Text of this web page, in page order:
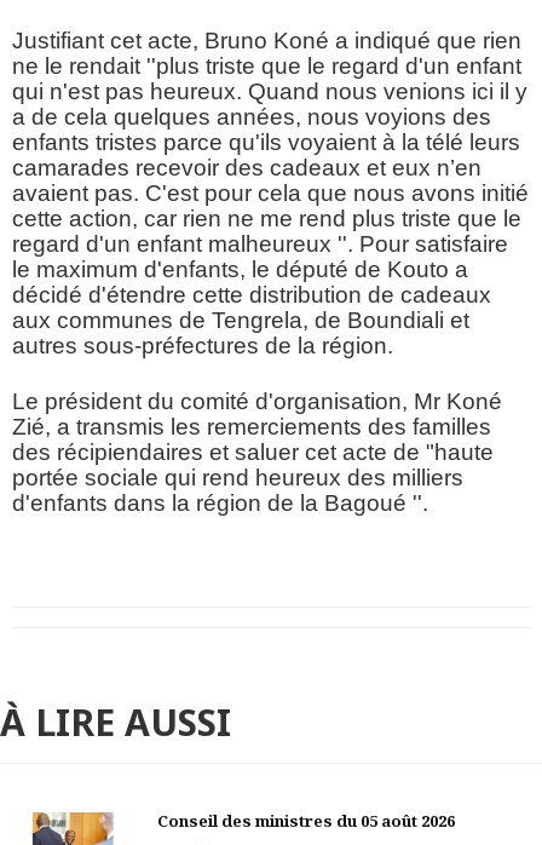
Justifiant cet acte, Bruno Koné a indiqué que rien
ne le rendait ''plus triste que le regard d'un enfant
qui n'est pas heureux. Quand nous venions ici il y
a de cela quelques années, nous voyions des
enfants tristes parce qu'ils voyaient à la télé leurs
camarades recevoir des cadeaux et eux n’en
avaient pas. C'est pour cela que nous avons initié
cette action, car rien ne me rend plus triste que le
regard d'un enfant malheureux ''. Pour satisfaire
le maximum d'enfants, le député de Kouto a
décidé d'étendre cette distribution de cadeaux
aux communes de Tengrela, de Boundiali et
autres sous-préfectures de la région.
Le président du comité d'organisation, Mr Koné
Zié, a transmis les remerciements des familles
des récipiendaires et saluer cet acte de "haute
portée sociale qui rend heureux des milliers
d'enfants dans la région de la Bagoué ''.
À LIRE AUSSI
Conseil des ministres du 05 août 2026